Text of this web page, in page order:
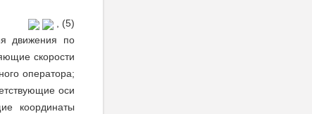
, (5)
движения по
скорости
оператора;
оси
координаты